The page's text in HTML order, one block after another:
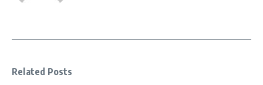
Related Posts